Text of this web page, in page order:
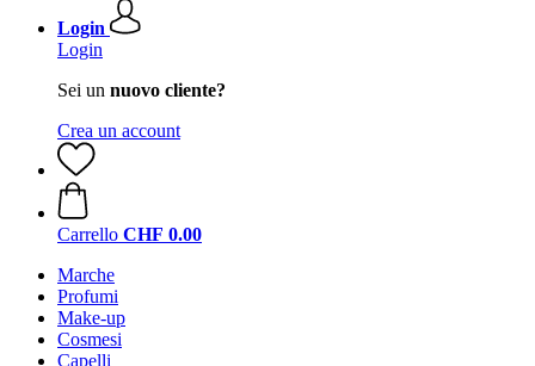
Login
Login
Sei un nuovo cliente?
Crea un account
Carrello CHF 0.00
Marche
Profumi
Make-up
Cosmesi
Capelli